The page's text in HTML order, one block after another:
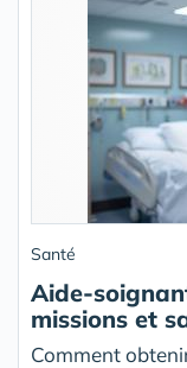
Santé
Aide-
missions et
Comment